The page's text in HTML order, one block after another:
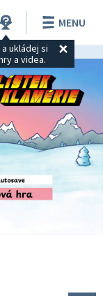
ukládej si
a videa.
MENU